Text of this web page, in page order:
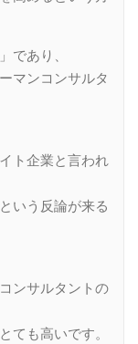
であり、
マンコンサルタ
ト企業と言われ
いう反論が来る
ンサルタントの
ても高いです。